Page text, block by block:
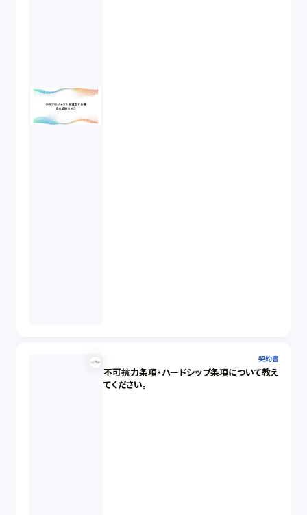
契約書
不可抗力条項・ハードシップ条項について教え
てください。